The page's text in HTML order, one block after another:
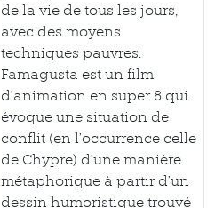
de la vie de tous les jours,
avec des moyens
techniques pauvres.
Famagusta est un film
d’animation en super 8 qui
évoque une situation de
conflit (en l’occurrence celle
de Chypre) d’une manière
métaphorique à partir d’un
dessin humoristique trouvé